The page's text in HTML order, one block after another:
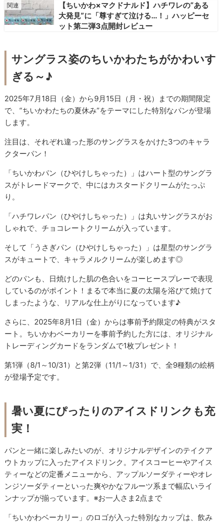
【ちいかわ×マクドナルド】ハチワレの“ある
大発見”に「尊すぎて泣ける…！」ハッピーセ
ット第二弾3点開封レビュー
サングラス姿のちいかわたちがかわいす
ぎる～♪
2025年7月18日（金）から9月15日（月・祝）までの期間限定
で、“ちいかわたちの夏休み”をテーマにした特別なパンが登場
します。
注目は、それぞれ違った形のサングラスをかけた3つのキャラ
クターパン！
「ちいかわパン（ひやけしちゃった）」はハート型のサングラ
スがトレードマークで、中にはカスタードクリームがたっぷ
り。
「ハチワレパン（ひやけしちゃった）」は丸いサングラスがお
しゃれで、チョコレートクリームが入っています。
そして「うさぎパン（ひやけしちゃった）」は星型のサングラ
スがキュートで、キャラメルクリームが楽しめます◎
どのパンも、日焼けした肌の色合いをコーヒースプレーで表現
しているのがポイント！まるで本当に夏の太陽を浴びて焼けて
しまったような、リアルな仕上がりになっています♪
さらに、2025年8月1日（金）からは事前予約限定の特典がスタ
ート。ちいかわベーカリーを事前予約した方には、オリジナル
トレーディングカードをランダムで1枚プレゼント！
第1弾（8/1～10/31）と第2弾（11/1～1/31）で、全9種類の絵柄
が登場予定です。
暑い夏にぴったりのアイスドリンクも充
実！
パンと一緒に楽しみたいのが、オリジナルデザインのテイクア
ウトカップに入ったアイスドリンク。アイスコーヒーやアイス
ティーなどの定番メニューから、アップルソーダティーやオレ
ンジソーダティーといった爽やかなフルーツ系まで幅広いライ
ンナップが揃っています。※お一人さま2点まで
「ちいかわベーカリー」のロゴが入った特別なカップは、飲み